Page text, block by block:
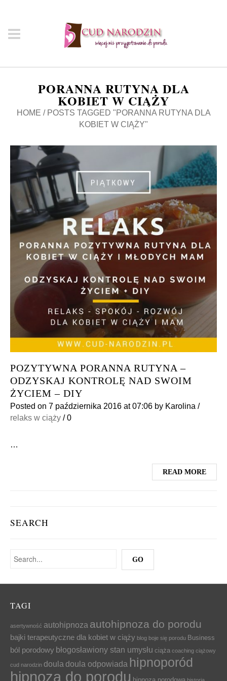
PORANNA RUTYNA DLA
KOBIET W CIĄŻY
HOME / POSTS TAGGED "PORANNA RUTYNA DLA
KOBIET W CIĄŻY"
POZYTYWNA PORANNA RUTYNA –
ODZYSKAJ KONTROLĘ NAD SWOIM
ŻYCIEM – DIY
Posted on 7 października 2016 at 07:06 by Karolina /
relaks w ciąży /0
…
READ MORE
SEARCH
TAGI
asertywność autohipnoza autohipnoza do porodu
bajki terapeutyczne dla kobiet w ciąży blog boje się porodu Business
ból porodowy błogosławiony stan umysłu ciąża coaching ciążowy
cud narodzin doula doula odpowiada hipnoporód
hipnoza do porodu